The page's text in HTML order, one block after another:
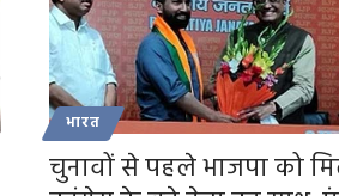
भारत
चुनावों से पहले भाजपा को